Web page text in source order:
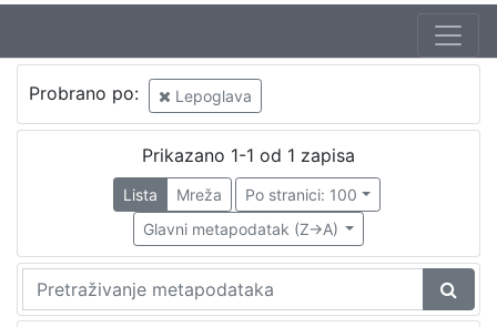
Probrano po: Lepoglava
Prikazano 1-1 od 1 zapisa
Lista Mreža
Po stranici: 100
Glavni metapodatak (Z->A)